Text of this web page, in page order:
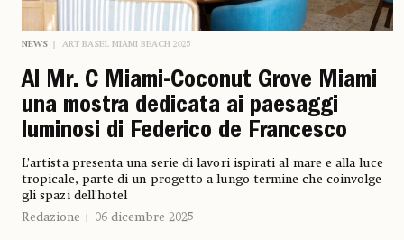
NEWS ART BASEL MIAMI BEACH 2025
Al Mr. C Miami-Coconut Grove Miami
una mostra dedicata ai paesaggi
luminosi di Federico de Francesco
L’artista presenta una serie di lavori ispirati al mare e alla luce
tropicale, parte di un progetto a lungo termine che coinvolge
gli spazi dell’hotel
Redazione
06 dicembre 2025